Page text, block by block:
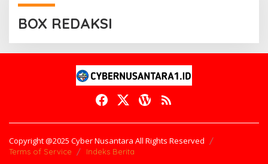
BOX REDAKSI
Copyright @2025 Cyber Nusantara All Rights Reserved
Terms of Service Indeks Berita